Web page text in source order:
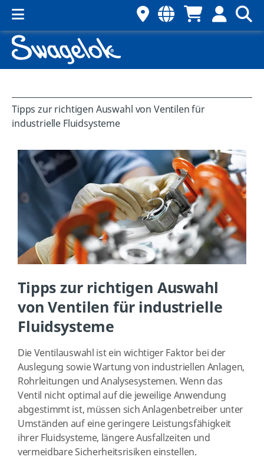
Tipps zur richtigen Auswahl von Ventilen für
industrielle Fluidsysteme
Tipps zur richtigen Auswahl
von Ventilen für industrielle
Fluidsysteme
Die Ventilauswahl ist ein wichtiger Faktor bei der
Auslegung sowie Wartung von industriellen Anlagen,
Rohrleitungen und Analysesystemen. Wenn das
Ventil nicht optimal auf die jeweilige Anwendung
abgestimmt ist, müssen sich Anlagenbetreiber unter
Umständen auf eine geringere Leistungsfähigkeit
ihrer Fluidsysteme, längere Ausfallzeiten und
vermeidbare Sicherheitsrisiken einstellen.